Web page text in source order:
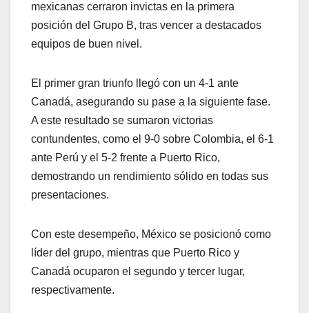
mexicanas cerraron invictas en la primera
posición del Grupo B, tras vencer a destacados
equipos de buen nivel.
El primer gran triunfo llegó con un 4-1 ante
Canadá, asegurando su pase a la siguiente fase.
A este resultado se sumaron victorias
contundentes, como el 9-0 sobre Colombia, el 6-1
ante Perú y el 5-2 frente a Puerto Rico,
demostrando un rendimiento sólido en todas sus
presentaciones.
Con este desempeño, México se posicionó como
líder del grupo, mientras que Puerto Rico y
Canadá ocuparon el segundo y tercer lugar,
respectivamente.